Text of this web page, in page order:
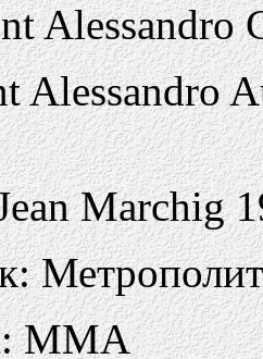
Alessandro
Alessandro
Marchig
MMA